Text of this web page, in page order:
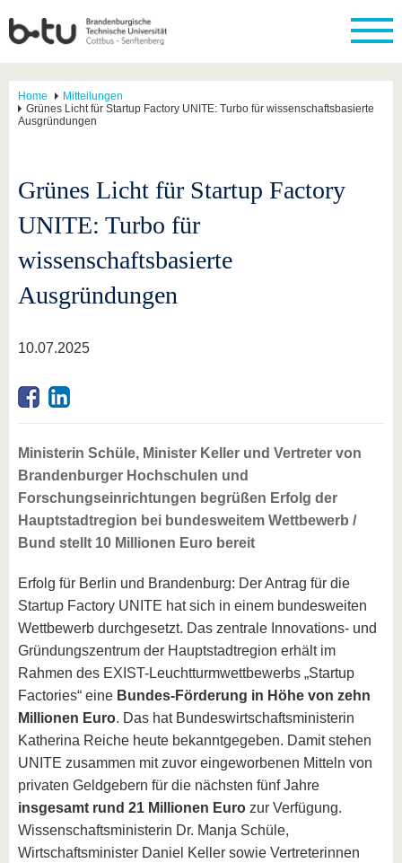
Home
Mitteilungen
Grünes Licht für Startup Factory UNITE: Turbo für wissenschaftsbasierte
Ausgründungen
Grünes Licht für Startup Factory
UNITE: Turbo für
wissenschaftsbasierte
Ausgründungen
10.07.2025
Ministerin Schüle, Minister Keller und Vertreter von
Brandenburger Hochschulen und
Forschungseinrichtungen begrüßen Erfolg der
Hauptstadtregion bei bundesweitem Wettbewerb /
Bund stellt 10 Millionen Euro bereit
Erfolg für Berlin und Brandenburg: Der Antrag für die
Startup Factory UNITE hat sich in einem bundesweiten
Wettbewerb durchgesetzt. Das zentrale Innovations- und
Gründungszentrum der Hauptstadtregion erhält im
Rahmen des EXIST-Leuchtturmwettbewerbs „Startup
Factories“ eine Bundes-Förderung in Höhe von zehn
Millionen Euro. Das hat Bundeswirtschaftsministerin
Katherina Reiche heute bekanntgegeben. Damit stehen
UNITE zusammen mit zuvor eingeworbenen Mitteln von
privaten Geldgebern für die nächsten fünf Jahre
insgesamt rund 21 Millionen Euro zur Verfügung.
Wissenschaftsministerin Dr. Manja Schüle,
Wirtschaftsminister Daniel Keller sowie Vertreterinnen